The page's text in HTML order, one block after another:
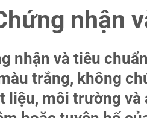
nhận
nhận và tiêu
trắng, không
liệu, môi trường